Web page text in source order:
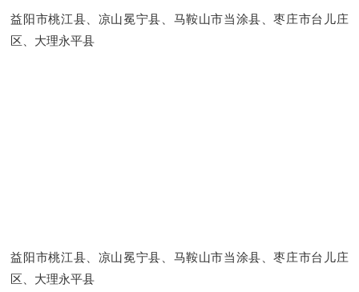
益阳市桃江县、凉山冕宁县、马鞍山市当涂县、枣庄市台儿庄
区、大理永平县
益阳市桃江县、凉山冕宁县、马鞍山市当涂县、枣庄市台儿庄
区、大理永平县